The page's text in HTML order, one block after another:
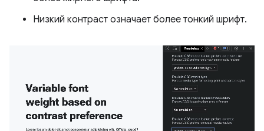
Низкий контраст означает более тонкий шрифт.